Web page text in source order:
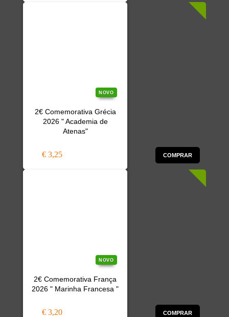
NOVO
2€ Comemorativa Grécia
2026 " Academia de
Atenas"
€ 3,25 COMPRAR
NOVO
2€ Comemorativa França
2026 " Marinha Francesa "
€ 3,20 COMPRAR